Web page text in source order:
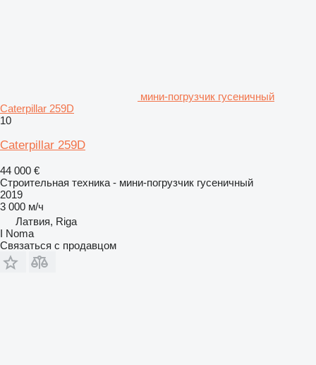
мини-погрузчик гусеничный
Caterpillar 259D
10
Caterpillar 259D
44 000 €
Строительная техника - мини-погрузчик гусеничный
2019
3 000 м/ч
Латвия, Riga
I Noma
Связаться с продавцом